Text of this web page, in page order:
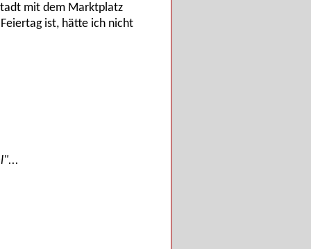
mit dem Marktplatz
ist, hätte ich nicht